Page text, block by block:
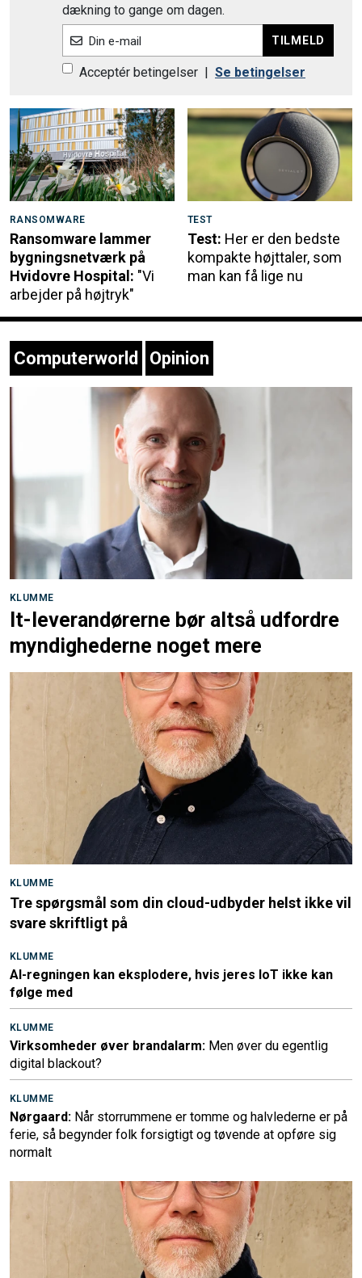
dækning to gange om dagen.
Din e-mail TILMELD
Acceptér betingelser Se betingelser
RANSOMWARE
Ransomware lammer
bygningsnetværk på
Hvidovre Hospital: "Vi
arbejder på højtryk"
TEST
Test: Her er den bedste
kompakte højttaler, som
man kan få lige nu
Computerworld Opinion
KLUMME
It-leverandørerne bør altså udfordre
myndighederne noget mere
KLUMME
Tre spørgsmål som din cloud-udbyder helst ikke vil
svare skriftligt på
KLUMME
AI-regningen kan eksplodere, hvis jeres IoT ikke kan
følge med
KLUMME
Virksomheder øver brandalarm: Men øver du egentlig
digital blackout?
KLUMME
Nørgaard: Når storrummene er tomme og halvlederne er på
ferie, så begynder folk forsigtigt og tøvende at opføre sig
normalt